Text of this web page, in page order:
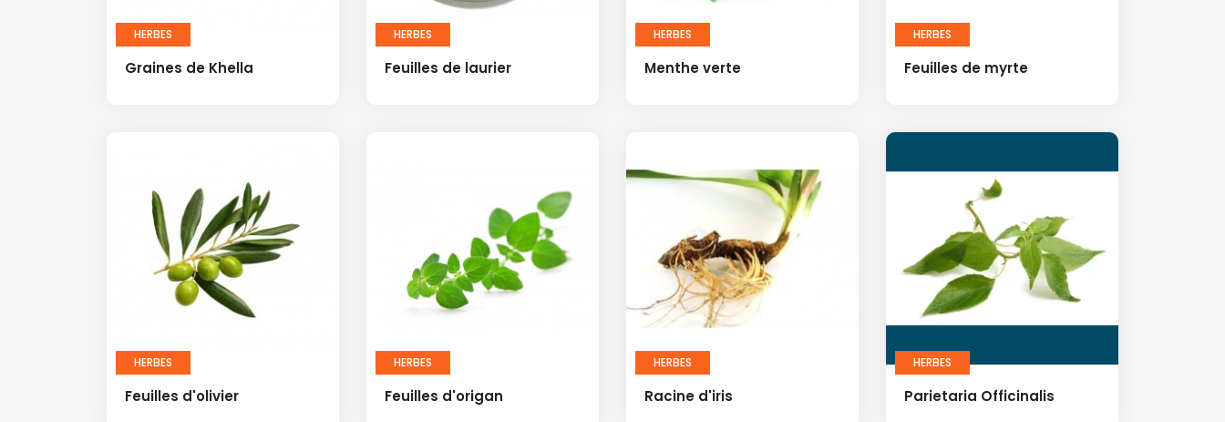
HERBES
Graines de Khella
HERBES
Feuilles de laurier
HERBES
Menthe verte
HERBES
Feuilles de myrte
HERBES
Feuilles d'olivier
HERBES
Feuilles d'origan
HERBES
Racine d'iris
HERBES
Parietaria Officinalis